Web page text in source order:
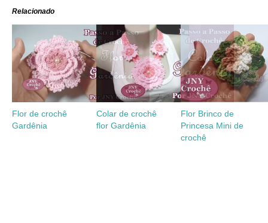
Relacionado
Flor de crochê
Gardênia
Colar de crochê
flor Gardênia
Flor Brinco de
Princesa Mini de
crochê